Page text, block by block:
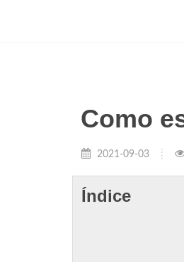
Como
2021-09-03
Índice